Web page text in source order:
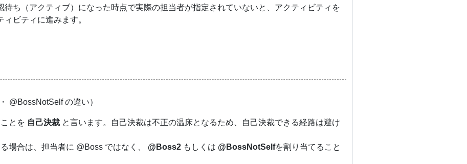
待ち（アクティブ）になった時点で実際の担当者が指定されていないと、アクティビティを
ビティに進みます。
@BossNotSelf の違い）
とを 自己決裁 と言います。自己決裁は不正の温床となるため、自己決裁できる経路は避け
場合は、担当者に @Boss ではなく、 @Boss2 もしくは @BossNotSelfを割り当てること